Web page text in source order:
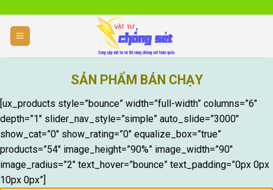
content
CHỐNG SÉT
BẾN BÃI, THI CÔNG CHỐNG SÉT LAN
NHIỆT, ĐO ĐIỆN TRỞ TIẾP TIẾP
THI CÔNG CHỐNG SÉT
SẢN PHẨM BÁN CHẠY
[ux_products style=”bounce” width=”full-width” columns=”6″
depth=”1″ slider_nav_style=”simple” auto_slide=”3000″
show_cat=”0″ show_rating=”0″ equalize_box=”true”
products=”54″ image_height=”90%” image_width=”90″
image_radius=”2″ text_hover=”bounce” text_padding=”0px 0px
10px 0px”]